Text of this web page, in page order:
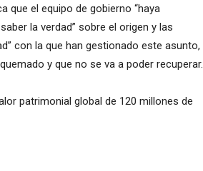
que el equipo de gobierno “haya
la verdad” sobre el origen y las
con la que han gestionado este asunto,
y que no se va a poder recuperar.
patrimonial global de 120 millones de